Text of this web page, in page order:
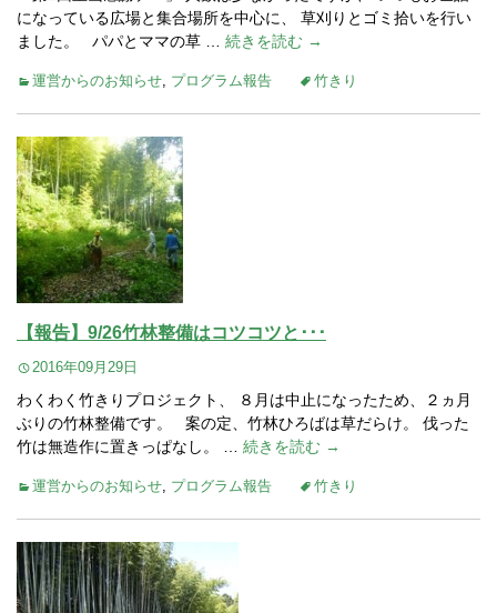
になっている広場と集合場所を中心に、 草刈りとゴミ拾いを行い
ました。 パパとママの草 … 続きを読む →
運営からのお知らせ, プログラム報告 竹きり
【報告】9/26竹林整備はコツコツと･･･
2016年09月29日
わくわく竹きりプロジェクト、 ８月は中止になったため、２ヵ月
ぶりの竹林整備です。 案の定、竹林ひろばは草だらけ。 伐った
竹は無造作に置きっぱなし。 … 続きを読む →
運営からのお知らせ, プログラム報告 竹きり